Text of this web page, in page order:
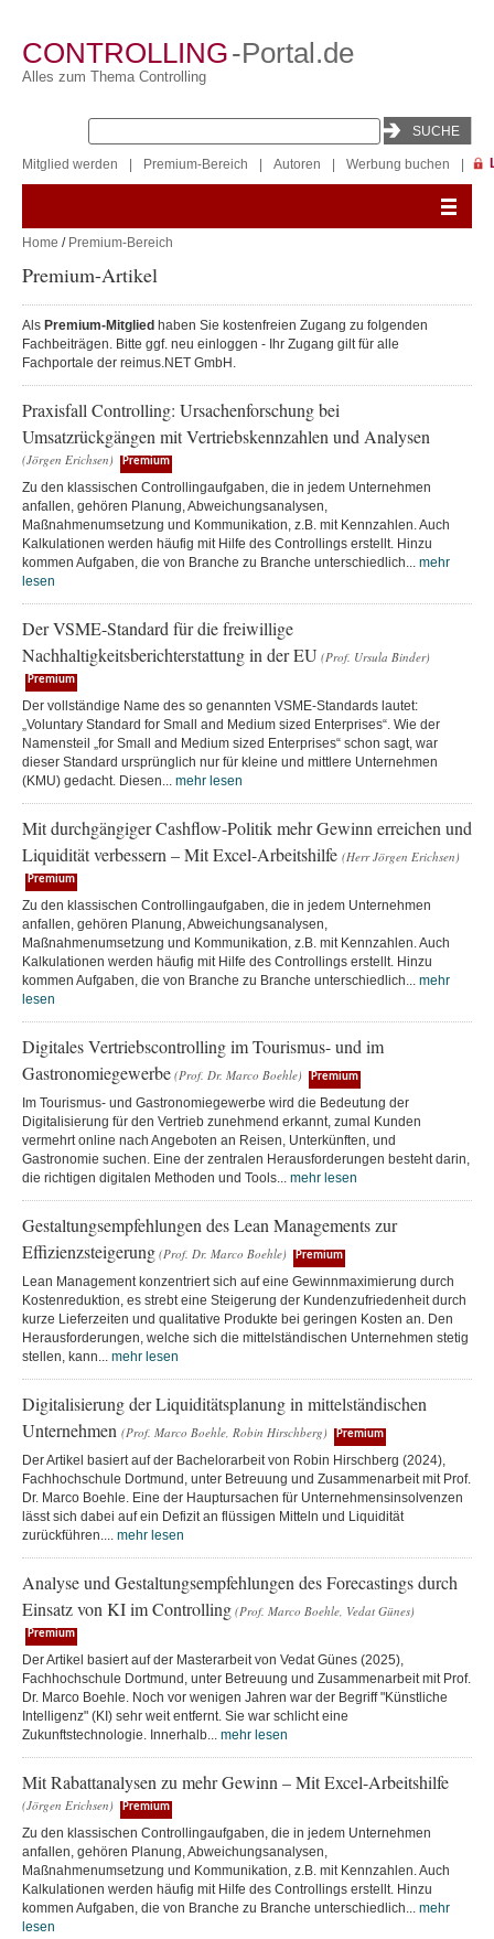
CONTROLLING-Portal.de
Alles zum Thema Controlling
Mitglied werden Premium-Bereich Autoren Werbung buchen
Home / Premium-Bereich
Premium-Artikel
Als Premium-Mitglied haben Sie kostenfreien Zugang zu folgenden
Fachbeiträgen. Bitte ggf. neu einloggen - Ihr Zugang gilt für alle
Fachportale der reimus.NET GmbH.
Praxisfall Controlling: Ursachenforschung bei
Umsatzrückgängen mit Vertriebskennzahlen und Analysen
(Jörgen Erichsen) Premium
Zu den klassischen Controllingaufgaben, die in jedem Unternehmen
anfallen, gehören Planung, Abweichungsanalysen,
Maßnahmenumsetzung und Kommunikation, z.B. mit Kennzahlen. Auch
Kalkulationen werden häufig mit Hilfe des Controllings erstellt. Hinzu
kommen Aufgaben, die von Branche zu Branche unterschiedlich... mehr
lesen
Der VSME-Standard für die freiwillige
Nachhaltigkeitsberichterstattung in der EU (Prof. Ursula Binder)
Premium
Der vollständige Name des so genannten VSME-Standards lautet:
„Voluntary Standard for Small and Medium sized Enterprises“. Wie der
Namensteil „for Small and Medium sized Enterprises“ schon sagt, war
dieser Standard ursprünglich nur für kleine und mittlere Unternehmen
(KMU) gedacht. Diesen... mehr lesen
Mit durchgängiger Cashflow-Politik mehr Gewinn erreichen und
Liquidität verbessern – Mit Excel-Arbeitshilfe (Herr Jörgen Erichsen)
Premium
Zu den klassischen Controllingaufgaben, die in jedem Unternehmen
anfallen, gehören Planung, Abweichungsanalysen,
Maßnahmenumsetzung und Kommunikation, z.B. mit Kennzahlen. Auch
Kalkulationen werden häufig mit Hilfe des Controllings erstellt. Hinzu
kommen Aufgaben, die von Branche zu Branche unterschiedlich... mehr
lesen
Digitales Vertriebscontrolling im Tourismus- und im
Gastronomiegewerbe (Prof. Dr. Marco Boehle) Premium
Im Tourismus- und Gastronomiegewerbe wird die Bedeutung der
Digitalisierung für den Vertrieb zunehmend erkannt, zumal Kunden
vermehrt online nach Angeboten an Reisen, Unterkünften, und
Gastronomie suchen. Eine der zentralen Herausforderungen besteht darin,
die richtigen digitalen Methoden und Tools... mehr lesen
Gestaltungsempfehlungen des Lean Managements zur
Effizienzsteigerung (Prof. Dr. Marco Boehle) Premium
Lean Management konzentriert sich auf eine Gewinnmaximierung durch
Kostenreduktion, es strebt eine Steigerung der Kundenzufriedenheit durch
kurze Lieferzeiten und qualitative Produkte bei geringen Kosten an. Den
Herausforderungen, welche sich die mittelständischen Unternehmen stetig
stellen, kann... mehr lesen
Digitalisierung der Liquiditätsplanung in mittelständischen
Unternehmen (Prof. Marco Boehle, Robin Hirschberg) Premium
Der Artikel basiert auf der Bachelorarbeit von Robin Hirschberg (2024),
Fachhochschule Dortmund, unter Betreuung und Zusammenarbeit mit Prof.
Dr. Marco Boehle. Eine der Hauptursachen für Unternehmensinsolvenzen
lässt sich dabei auf ein Defizit an flüssigen Mitteln und Liquidität
zurückführen.... mehr lesen
Analyse und Gestaltungsempfehlungen des Forecastings durch
Einsatz von KI im Controlling (Prof. Marco Boehle, Vedat Günes)
Premium
Der Artikel basiert auf der Masterarbeit von Vedat Günes (2025),
Fachhochschule Dortmund, unter Betreuung und Zusammenarbeit mit Prof.
Dr. Marco Boehle. Noch vor wenigen Jahren war der Begriff "Künstliche
Intelligenz" (KI) sehr weit entfernt. Sie war schlicht eine
Zukunftstechnologie. Innerhalb... mehr lesen
Mit Rabattanalysen zu mehr Gewinn – Mit Excel-Arbeitshilfe
(Jörgen Erichsen) Premium
Zu den klassischen Controllingaufgaben, die in jedem Unternehmen
anfallen, gehören Planung, Abweichungsanalysen,
Maßnahmenumsetzung und Kommunikation, z.B. mit Kennzahlen. Auch
Kalkulationen werden häufig mit Hilfe des Controllings erstellt. Hinzu
kommen Aufgaben, die von Branche zu Branche unterschiedlich... mehr
lesen